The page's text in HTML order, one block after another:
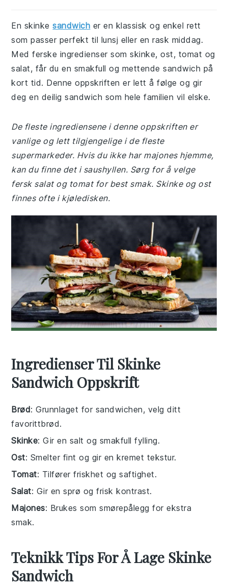
En skinkesandwich er en klassisk og enkel rett
som passer perfekt til lunsj eller en rask middag.
Med ferske ingredienser som skinke, ost, tomat og
salat, får du en smakfull og mettende sandwich på
kort tid. Denne oppskriften er lett å følge og gir
deg en deilig sandwich som hele familien vil elske.
De fleste ingrediensene i denne oppskriften er
vanlige og lett tilgjengelige i de fleste
supermarkeder. Hvis du ikke har majones hjemme,
kan du finne det i saushyllen. Sørg for å velge
fersk salat og tomat for best smak. Skinke og ost
finnes ofte i kjøledisken.
Ingredienser Til Skinke
Sandwich Oppskrift
Brød: Grunnlaget for sandwichen, velg ditt
favorittbrød.
Skinke: Gir en salt og smakfull fylling.
Ost: Smelter fint og gir en kremet tekstur.
Tomat: Tilfører friskhet og saftighet.
Salat: Gir en sprø og frisk kontrast.
Majones: Brukes som smørepålegg for ekstra
smak.
Teknikk Tips For Å Lage Skinke
Sandwich